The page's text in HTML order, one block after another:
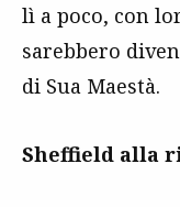
lì a poco, con
sarebbero
di Sua Maestà.
Sheffield alla